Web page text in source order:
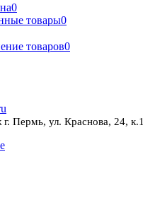
0
товары0
товаров0
Пермь, ул. Краснова, 24, к.1